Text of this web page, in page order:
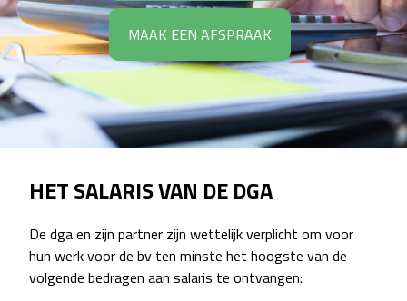
MAAK EEN AFSPRAAK
HET SALARIS VAN DE DGA
De dga en zijn partner zijn wettelijk verplicht om voor
hun werk voor de bv ten minste het hoogste van de
volgende bedragen aan salaris te ontvangen: